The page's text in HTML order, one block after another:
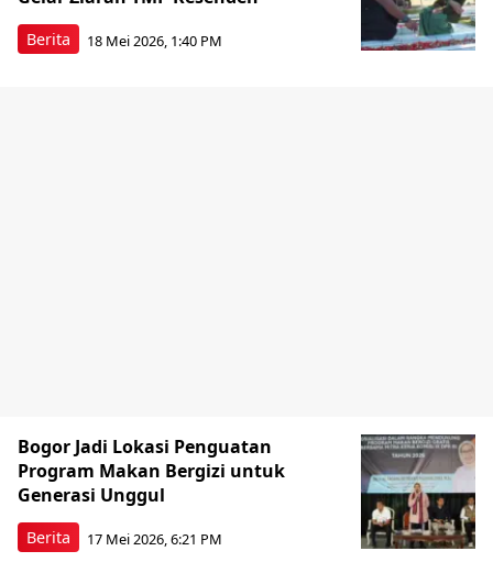
Berita 18 Mei 2026, 1:40 PM
Berita
Bogor Jadi Lokasi Penguatan
Program Makan Bergizi untuk
Generasi Unggul
17 Mei 2026, 6:21 PM